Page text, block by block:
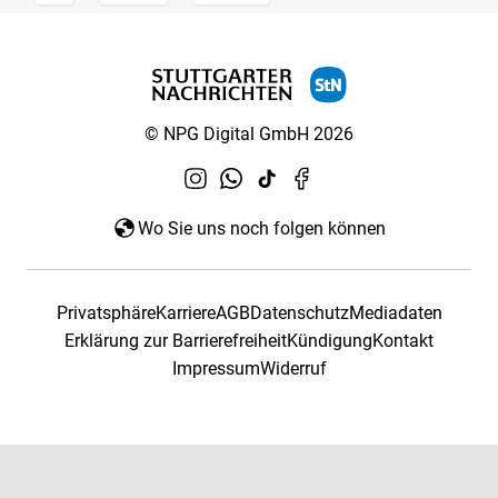
© NPG Digital GmbH 2026
Wo Sie uns noch folgen können
PrivatsphäreKarriereAGBDatenschutzMediadaten
Erklärung zur BarrierefreiheitKündigungKontakt
ImpressumWiderruf